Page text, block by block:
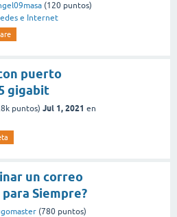
(120 puntos)
e Internet
puerto
gigabit
puntos) Jul 1, 2021 en
un correo
Siempre?
(780 puntos)